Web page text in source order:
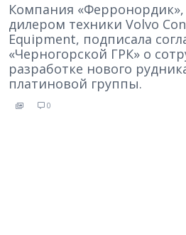
Компания
дилером техники Volvo
Equipment, подписала
«Черногорской ГРК» о
разработке нового
платиновой группы.
0